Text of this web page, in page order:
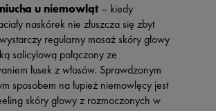
u niemowląt – kiedy
naskórek nie złuszcza się zbyt
regularny masaż skóry głowy
salicylową połączony ze
łusek z włosów. Sprawdzonym
sposobem na łupież niemowlęcy jest
skóry głowy z rozmoczonych w